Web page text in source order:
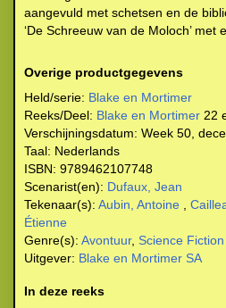
aangevuld met schetsen en de
‘De Schreeuw van de Moloch’ met
Overige productgegevens
Held/serie: Blake en Mortimer
Reeks/Deel: Blake en Mortimer 22
Verschijningsdatum: Week 50,
Taal: Nederlands
ISBN: 9789462107748
Scenarist(en): Dufaux, Jean
Tekenaar(s): Aubin, Antoine
Étienne
Genre(s): Avontuur, Science Fiction
Uitgever: Blake en Mortimer SA
In deze reeks